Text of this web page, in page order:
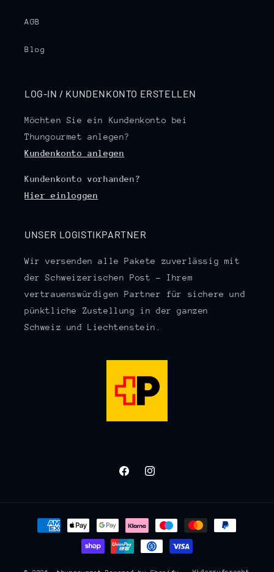
AGB
Blog
LOG-IN / KUNDENKONTO ERSTELLEN
Möchten Sie ein Kundenkonto bei
Thungourmet anlegen?
Kundenkonto anlegen
Kundenkonto vorhanden?
Hier einloggen
UNSER LOGISTIKPARTNER
Wir versenden alle Pakete zuverlässig mit
der Schweizerischen Post – Ihrem
vertrauenswürdigen Partner für sichere und
pünktliche Zustellung in der ganzen
Schweiz und Liechtenstein.
FacebookInstagram
Zahlungsmethoden